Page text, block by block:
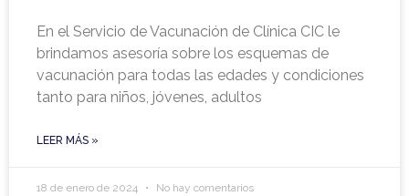
En el Servicio de Vacunación de Clínica CIC le
brindamos asesoría sobre los esquemas de
vacunación para todas las edades y condiciones
tanto para niños, jóvenes, adultos
LEER MÁS »
18 de enero de 2024 No hay comentarios